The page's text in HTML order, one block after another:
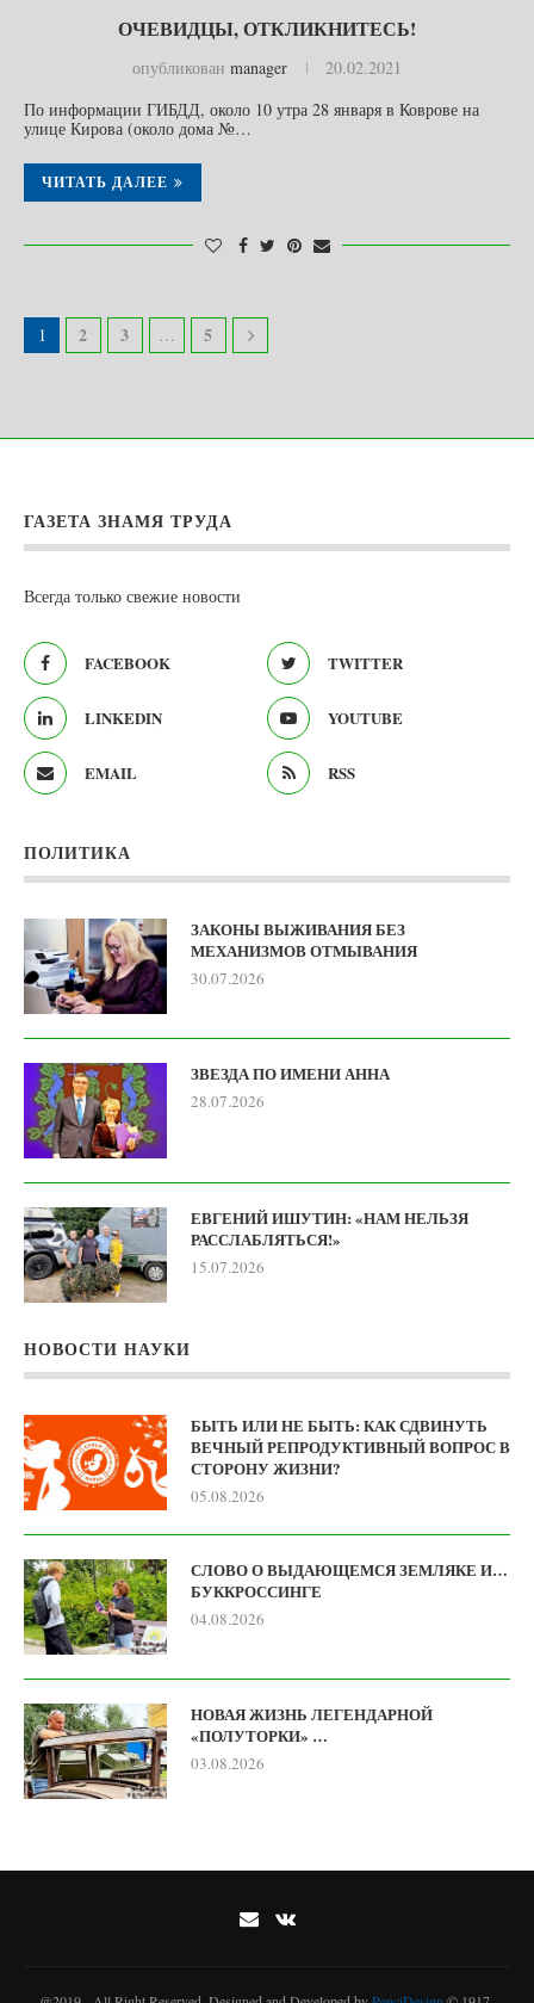
ОЧЕВИДЦЫ, ОТКЛИКНИТЕСЬ!
опубликован manager
20.02.2021
По информации ГИБДД, около 10 утра 28 января в Коврове на
улице Кирова (около дома №…
ЧИТАТЬ ДАЛЕЕ
1 2 3 … 5
ГАЗЕТА ЗНАМЯ ТРУДА
Всегда только свежие новости
FACEBOOK TWITTER
LINKEDIN YOUTUBE
EMAIL RSS
ПОЛИТИКА
ЗАКОНЫ ВЫЖИВАНИЯ БЕЗ
МЕХАНИЗМОВ ОТМЫВАНИЯ
30.07.2026
ЗВЕЗДА ПО ИМЕНИ АННА
28.07.2026
ЕВГЕНИЙ ИШУТИН: «НАМ НЕЛЬЗЯ
РАССЛАБЛЯТЬСЯ!»
15.07.2026
НОВОСТИ НАУКИ
БЫТЬ ИЛИ НЕ БЫТЬ: КАК СДВИНУТЬ
ВЕЧНЫЙ РЕПРОДУКТИВНЫЙ ВОПРОС В
СТОРОНУ ЖИЗНИ?
05.08.2026
СЛОВО О ВЫДАЮЩЕМСЯ ЗЕМЛЯКЕ И…
БУККРОССИНГЕ
04.08.2026
НОВАЯ ЖИЗНЬ ЛЕГЕНДАРНОЙ
«ПОЛУТОРКИ» …
03.08.2026